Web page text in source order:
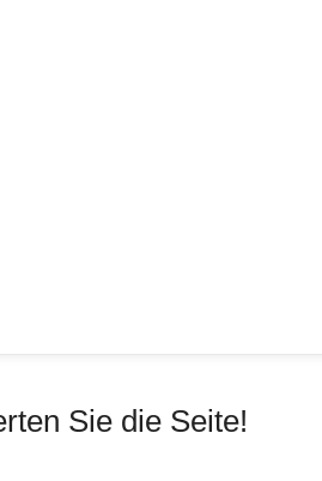
Sie die Seite!